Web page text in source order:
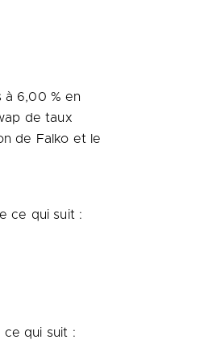
à 6,00 % en
de taux
de Falko et le
ce qui suit :
qui suit :